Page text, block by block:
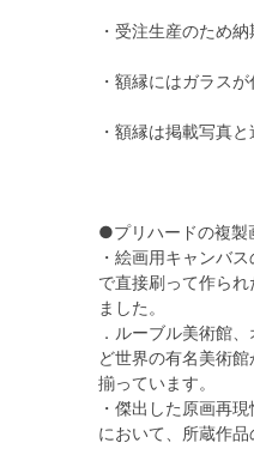
・受注生産のため
・額縁にはガラスが
・額縁は掲載写真
●プリハードの複製
・絵画用キャンバ
で直接刷って作ら
ました。
．ルーブル美術館
ど世界の有名美術
揃っています。
・傑出した原画再
において、所蔵作